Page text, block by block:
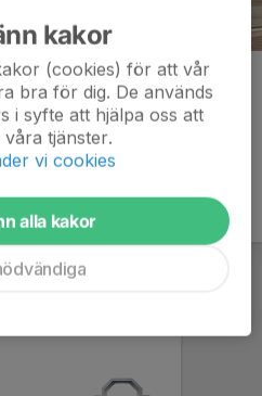
kakor
(cookies) för att vår
bra för dig. De används
i syfte att hjälpa oss att
tjänster.
vi cookies
alla kakor